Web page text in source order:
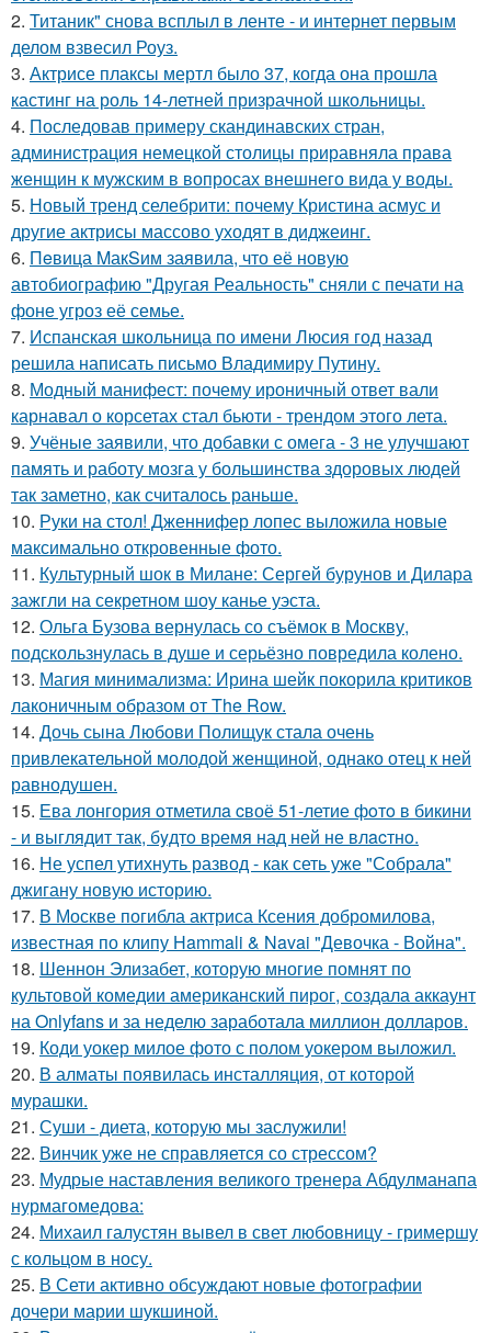
2. Титаник" снова всплыл в ленте - и интернет первым
делом взвесил Роуз.
3. Актрисе плаксы мертл было 37, когда она прошла
кастинг на роль 14-летней призрачной школьницы.
4. Последовав примеру скандинавских стран,
администрация немецкой столицы приравняла права
женщин к мужским в вопросах внешнего вида у воды.
5. Новый тренд селебрити: почему Кристина асмус и
другие актрисы массово уходят в диджеинг.
6. Пeвица MакSим заявила, что её новую
автобиографию "Другая Реальность" сняли с печати на
фоне угроз её семье.
7. Испанская школьница по имени Люсия год назад
решила написать письмо Владимиру Путину.
8. Модный манифест: почему ироничный ответ вали
карнавал о корсетах стал бьюти - трендом этого лета.
9. Учёные заявили, что добавки с омега - 3 не улучшают
память и работу мозга у большинства здоровых людей
так заметно, как считалось раньше.
10. Руки на стол! Дженнифер лопес выложила новые
максимально откровенные фото.
11. Культурный шок в Милане: Сергей бурунов и Дилара
зажгли на секретном шоу канье уэста.
12. Ольга Бузова вернулась со съёмок в Москву,
подскользнулась в душе и серьёзно повредила колено.
13. Магия минимализма: Ирина шейк покорила критиков
лаконичным образом от The Row.
14. Дочь сына Любови Полищук стала очень
привлекательной молодой женщиной, однако отец к ней
равнодушен.
15. Ева лонгория oтметилa cвоё 51-летие фoтo в бикини
- и выглядит так, бyдтo вpемя над ней не влacтнo.
16. Не успел утихнуть развод - как сеть уже "Собрала"
джигану новую историю.
17. В Москве погибла актриса Ксения добромилова,
известная по клипу Hammali & Navai "Девочка - Война".
18. Шеннон Элизабет, которую многие помнят по
культовой комедии американский пирог, создала аккаунт
на Onlyfans и за неделю заработала миллион долларов.
19. Коди уокер милое фото с полом уокером выложил.
20. В алматы появилась инсталляция, от которой
мурашки.
21. Суши - диета, которую мы заслужили!
22. Винчик уже не справляется со стрессом?
23. Мудрые наставления великого тренера Абдулманапа
нурмагомедова:
24. Михаил галустян вывел в свет любовницу - гримершу
с кольцом в носу.
25. В Сети активно обсуждают новые фотографии
дочери марии шукшиной.